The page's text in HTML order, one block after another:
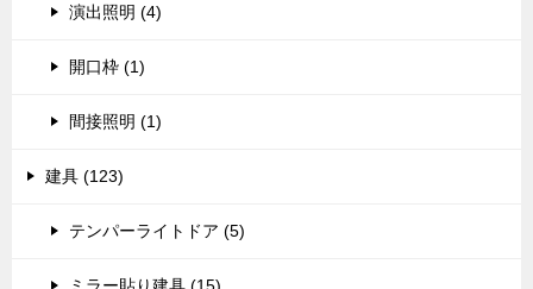
演出照明 (4)
開口枠 (1)
間接照明 (1)
建具 (123)
テンパーライトドア (5)